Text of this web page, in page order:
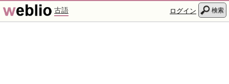
古語 ログイン 検索